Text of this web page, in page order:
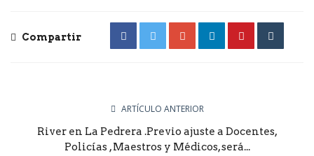
Compartir
ARTÍCULO ANTERIOR
River en La Pedrera .Previo ajuste a Docentes,
Policías , Maestros y Médicos, será...